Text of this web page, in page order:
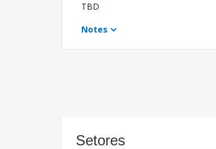
TBD
Notes
Setores